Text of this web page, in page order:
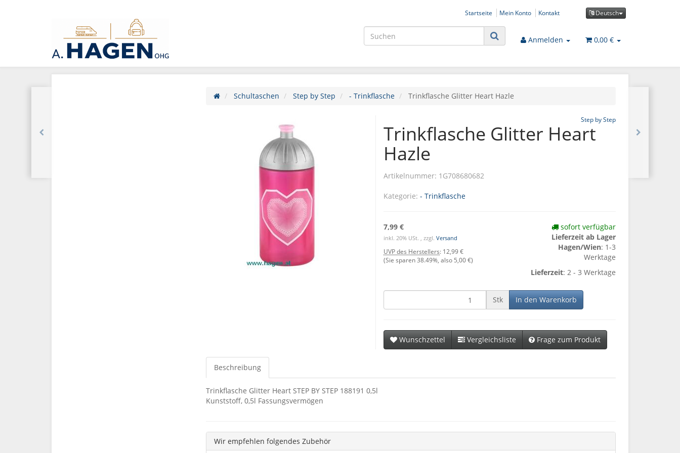
Deutsch
Startseite Mein Konto Kontakt
Anmelden 0,00 €
Schultaschen Step by Step - Trinkflasche Trinkflasche Glitter Heart Hazle
Step by Step
Trinkflasche Glitter Heart
Hazle
Artikelnummer: 1G708680682
Kategorie: - Trinkflasche
7,99 €
inkl. 20% USt. , zzgl. Versand
UVP des Herstellers: 12,99 €
(Sie sparen38.49%, also 5,00 €)
sofort verfügbar
Lieferzeit ab Lager
Hagen/Wien: 1-3
Werktage
Lieferzeit: 2 - 3 Werktage
Stk In den Warenkorb
Wunschzettel Vergleichsliste Frage zum Produkt
Beschreibung
Trinkflasche Glitter Heart STEP BY STEP 188191 0,5l
Kunststoff, 0,5l Fassungsvermögen
Wir empfehlen folgendes Zubehör